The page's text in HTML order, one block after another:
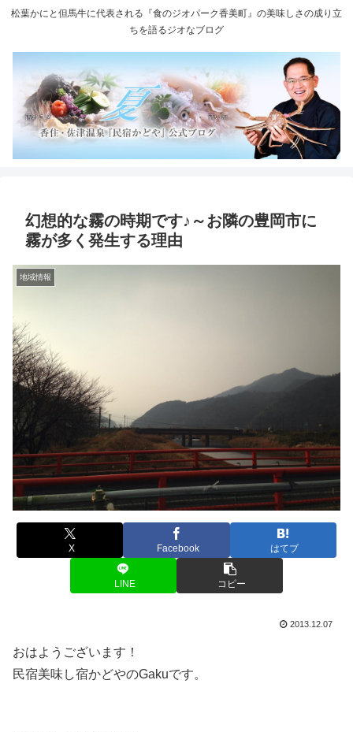
松葉かにと但馬牛に代表される『食のジオパーク香美町』の美味しさの成り立
ちを語るジオなブログ
幻想的な霧の時期です♪～お隣の豊岡市に
霧が多く発生する理由
地域情報
X Facebook はてブ
LINE コピー
2013.12.07
おはようございます！
民宿美味し宿かどやのGakuです。